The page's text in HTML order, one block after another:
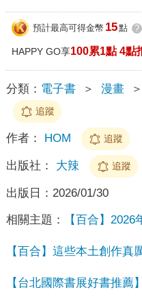
預計最高可得金幣 15點 ?
HAPPY GO享100累1點 4點
分類： 電子書 ＞ 漫畫 ＞
追蹤
作者： HOM 追蹤
出版社： 大辣 追蹤
出版日： 2026/01/30
相關主題： 【百合】
【百合】這些本土創作真
【台北國際書展好書推薦